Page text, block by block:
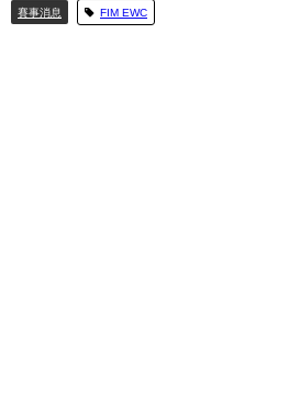
賽事消息 FIM EWC